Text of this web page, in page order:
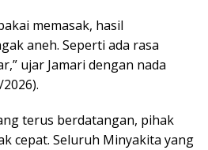
memasak, hasil
aneh. Seperti ada rasa
ujar Jamari dengan nada
terus berdatangan, pihak
cepat. Seluruh Minyakita yang